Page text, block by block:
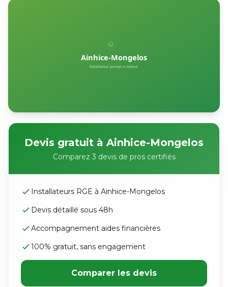
Devis gratuit à Ainhice-Mongelos
Comparez 3 devis de pros certifiés
Installateurs RGE à Ainhice-Mongelos
Devis détaillé sous 48h
Accompagnement aides financières
100% gratuit, sans engagement
Comparer les devis